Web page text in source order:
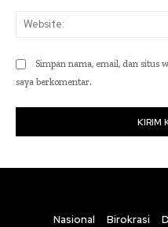
Simpan nama, email, dan situs
saya berkomentar.
Nasional Birokrasi